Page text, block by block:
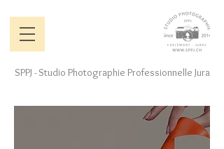
SPPJ - Studio Photographie Professionnelle Jura